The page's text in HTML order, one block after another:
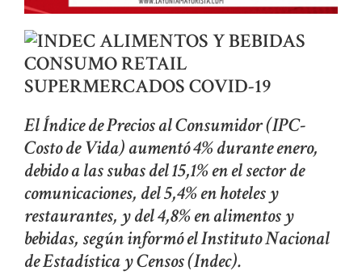
El Índice de Precios al Consumidor (IPC-
Costo de Vida) aumentó 4% durante enero,
debido a las subas del 15,1% en el sector de
comunicaciones, del 5,4% en hoteles y
restaurantes, y del 4,8% en alimentos y
bebidas, según informó el Instituto Nacional
de Estadística y Censos (Indec).